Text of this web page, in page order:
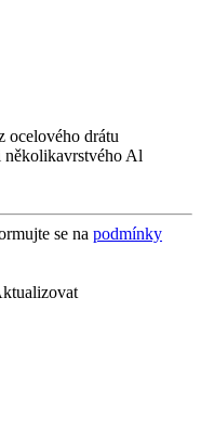
ocelového drátu
několikavrstvého Al
se na podmínky